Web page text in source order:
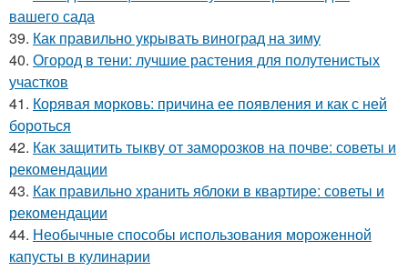
вашего сада
39. Как правильно укрывать виноград на зиму
40. Огород в тени: лучшие растения для полутенистых
участков
41. Корявая морковь: причина ее появления и как с ней
бороться
42. Как защитить тыкву от заморозков на почве: советы и
рекомендации
43. Как правильно хранить яблоки в квартире: советы и
рекомендации
44. Необычные способы использования мороженной
капусты в кулинарии